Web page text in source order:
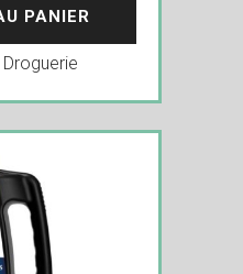
PANIER
Droguerie